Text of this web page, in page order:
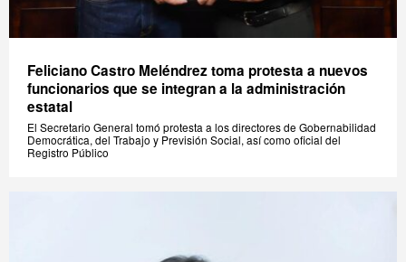
Feliciano Castro Meléndrez toma protesta a nuevos
funcionarios que se integran a la administración
estatal
El Secretario General tomó protesta a los directores de Gobernabilidad
Democrática, del Trabajo y Previsión Social, así como oficial del
Registro Público